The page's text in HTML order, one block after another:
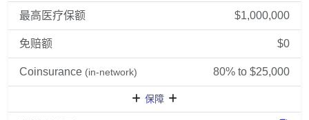
最高医疗保额 $1,000,000
免赔额 $0
Coinsurance (in-network) 80% to $25,000
保障